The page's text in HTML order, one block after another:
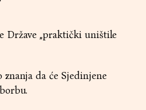
Države „praktički uništile
da će Sjedinjene